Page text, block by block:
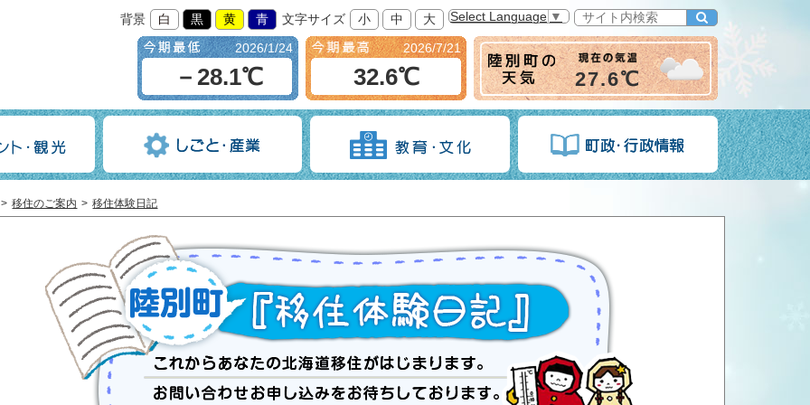
背景 白 黒 黄 青 文字サイズ 小 中 大 Select Language ▼
2026/1/24
－28.1℃
2026/7/21
32.6℃ 27.6℃
移住のご案内 移住体験日記